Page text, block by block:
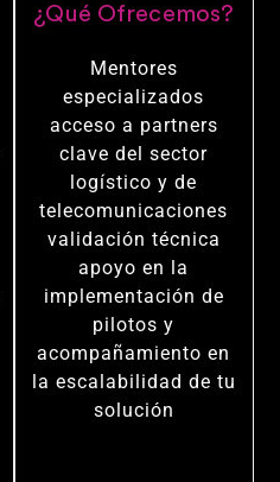
¿Qué Ofrecemos?
Mentores
especializados
acceso a partners
clave del sector
logístico y de
telecomunicaciones
validación técnica
apoyo en la
implementación de
pilotos y
acompañamiento en
la escalabilidad de tu
solución